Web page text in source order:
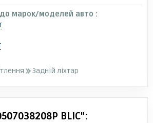
марок/моделей авто :
Задній ліхтар
BLIC":